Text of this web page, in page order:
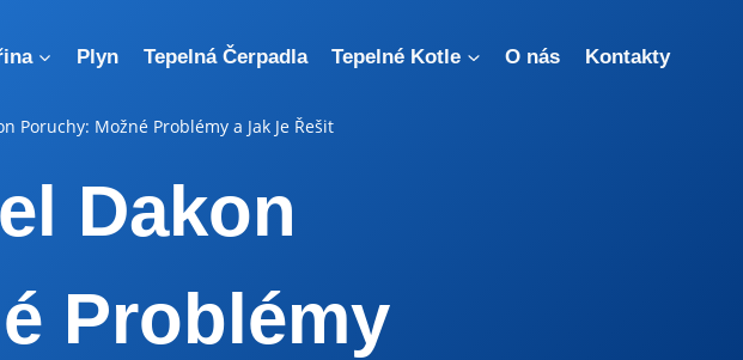
Plyn Tepelná Čerpadla Tepelné Kotle O nás Kontakty
Poruchy: Možné Problémy a Jak Je Řešit
Dakon
Problémy